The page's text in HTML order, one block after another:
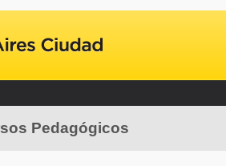
Pedagógicos